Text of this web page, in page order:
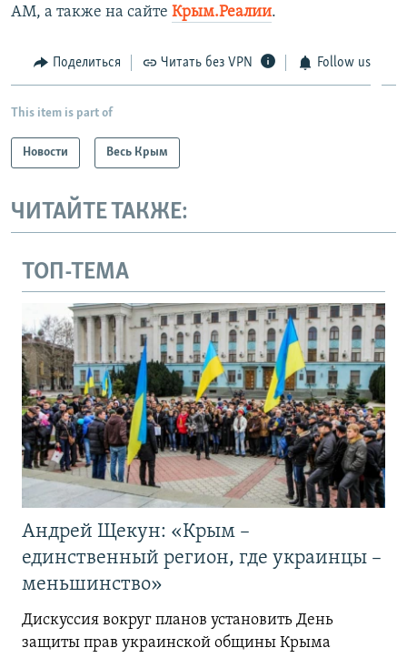
АМ, а также на сайте Крым.Реалии.
Поделиться Читать без VPN Follow us
This item is part of
Новости Весь Крым
ЧИТАЙТЕ ТАКЖЕ:
ТОП-ТЕМА
Андрей Щекун: «Крым –
единственный регион, где украинцы –
меньшинство»
Дискуссия вокруг планов установить День
защиты прав украинской общины Крыма